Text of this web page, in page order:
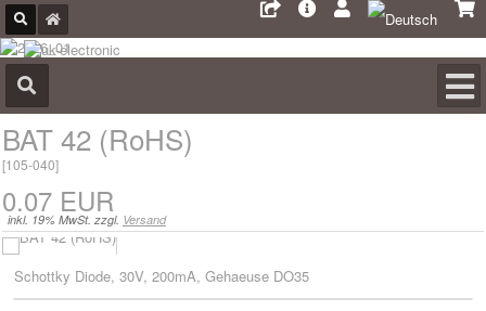
BAT 42 (RoHS)
[105-040]
0.07 EUR
inkl. 19% MwSt. zzgl. Versand
Schottky Diode, 30V, 200mA, Gehaeuse DO35